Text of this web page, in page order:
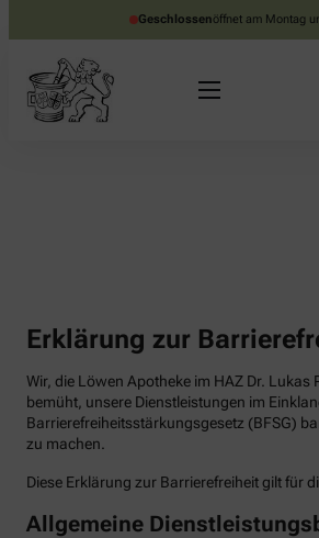
Geschlossenöffnet am Montag
Erklärung zur
Wir, die Löwen Apotheke im HAZ Dr. Lukas
bemüht, unsere Dienstleistungen im
Barrierefreiheitsstärkungsgesetz (BFSG)
zu machen.
Diese Erklärung zur Barrierefreiheit gilt für
Allgemeine